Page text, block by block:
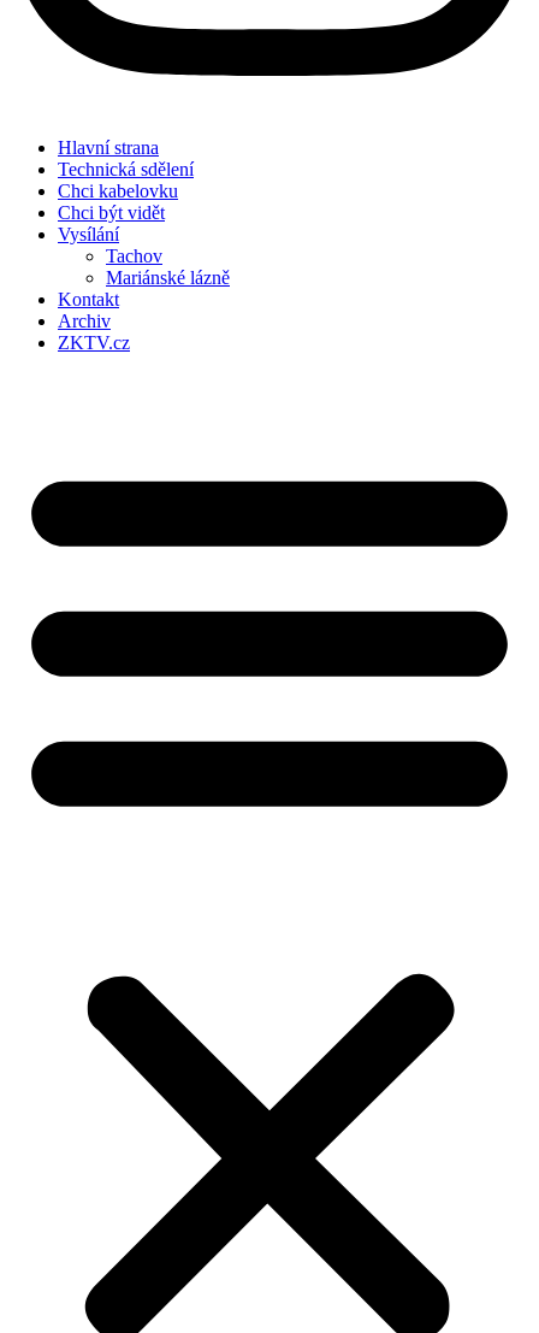
Hlavní strana
Technická sdělení
Chci kabelovku
Chci být vidět
Vysílání
Tachov
Mariánské lázně
Kontakt
Archiv
ZKTV.cz